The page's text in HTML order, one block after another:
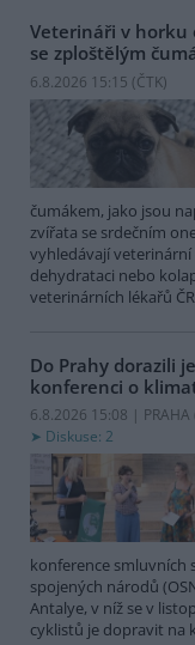
Veterináři v horku
se zploštělým
6.8.2026 15:15 (ČTK)
čumákem, jako jsou
zvířata se srdečním
vyhledávají
dehydrataci nebo
veterinárních lékařů
Do Prahy dorazili
konferenci o
6.8.2026 15:08 | PRAHA
Diskuse: 2
konference smluvních
spojených národů
Antalye, v níž se v
cyklistů je dopravit na